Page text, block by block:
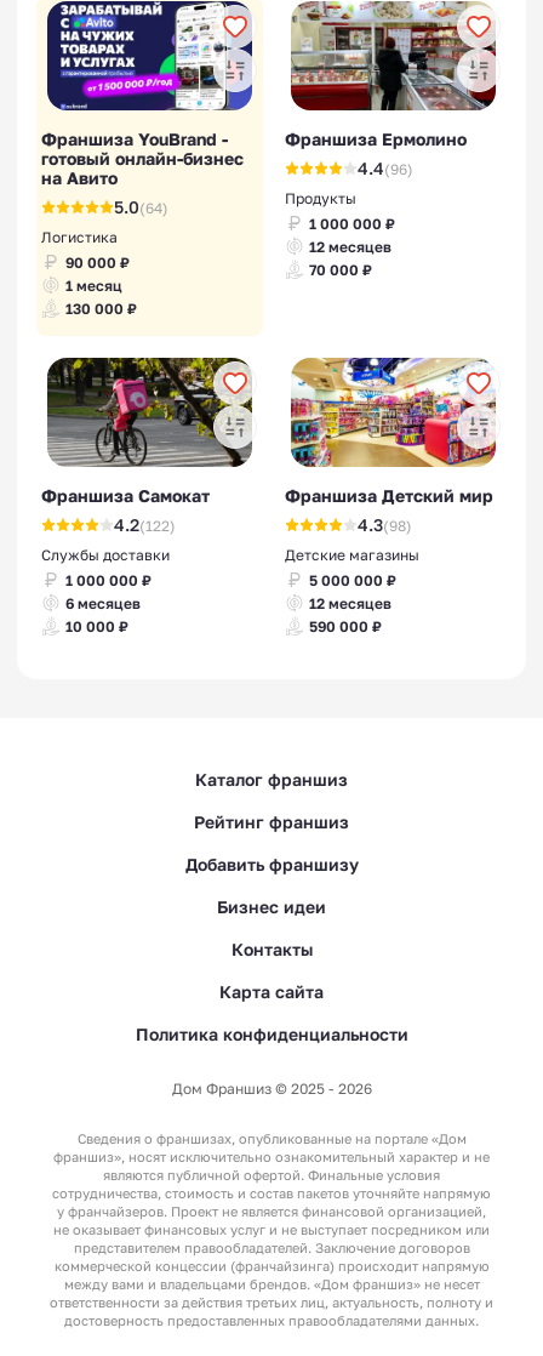
Франшиза YouBrand -
готовый онлайн-бизнес
на Авито
5.0(64)
Логистика
90 000 ₽
1 месяц
130 000 ₽
Франшиза Ермолино
4.4(96)
Продукты
1 000 000 ₽
12 месяцев
70 000 ₽
Франшиза Самокат
4.2(122)
Службы доставки
1 000 000 ₽
6 месяцев
10 000 ₽
Франшиза Детский мир
4.3(98)
Детские магазины
5 000 000 ₽
12 месяцев
590 000 ₽
Каталог франшиз
Рейтинг франшиз
Добавить франшизу
Бизнес идеи
Контакты
Карта сайта
Политика конфиденциальности
Дом Франшиз © 2025 - 2026